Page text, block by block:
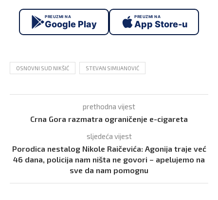
PREUZMI NA
Google Play
PREUZMI NA
App Store-u
OSNOVNI SUD NIKŠIĆ STEVAN SIMIJANOVIĆ
prethodna vijest
Crna Gora razmatra ograničenje e-cigareta
sljedeća vijest
Porodica nestalog Nikole Raičevića: Agonija traje već
46 dana, policija nam ništa ne govori – apelujemo na
sve da nam pomognu